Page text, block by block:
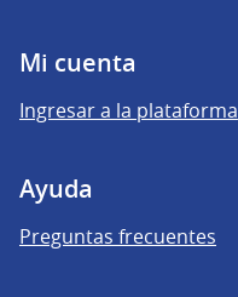
Mi cuenta
Ingresar a la plataforma
Ayuda
Preguntas frecuentes